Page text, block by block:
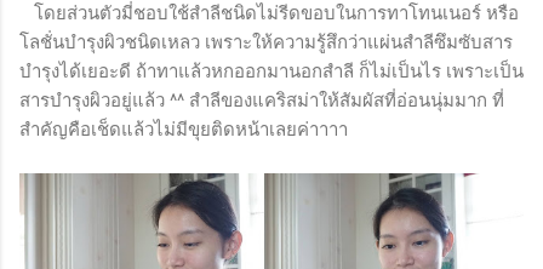
โดยส่วนตัวมี่ชอบใช้สำลีชนิดไม่รีดขอบในการทาโทนเนอร์ หรือ
โลชั่นบำรุงผิวชนิดเหลว เพราะให้ความรู้สึกว่าแผ่นสำลีซึมซับสาร
บำรุงได้เยอะดี ถ้าทาแล้วหกออกมานอกสำลี ก็ไม่เป็นไร เพราะเป็น
สารบำรุงผิวอยู่แล้ว ^^ สำลีของแคริสม่าให้สัมผัสที่อ่อนนุ่มมาก ที่
สำคัญคือเช็ดแล้วไม่มีขุยติดหน้าเลยค่าาาา